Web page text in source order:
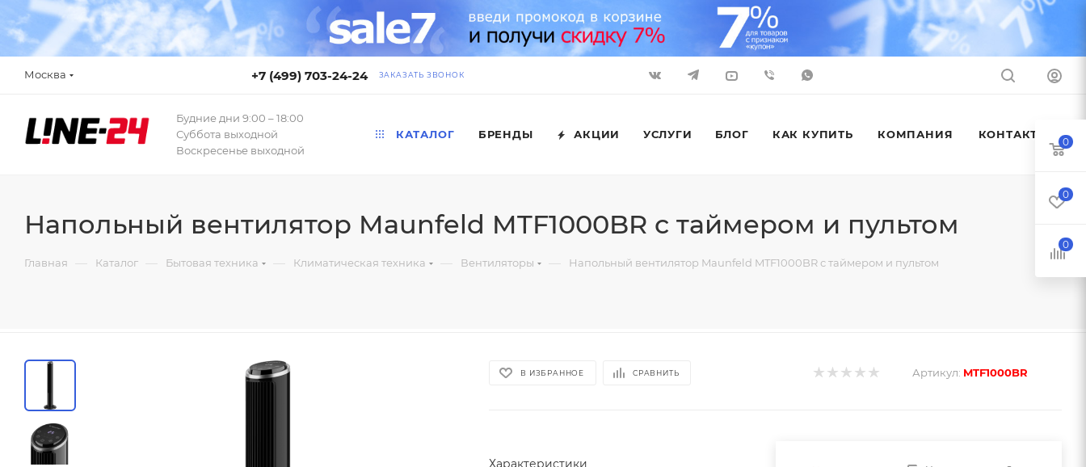
Москва +7 (499) 703-24-24 ЗАКАЗАТЬ ЗВОНОК
Будние дни 9:00 – 18:00
Суббота выходной
Воскресенье выходной
КАТАЛОГ БРЕНДЫ АКЦИИ УСЛУГИ БЛОГ КАК КУПИТЬ КОМПАНИЯ КОНТАКТЫ
Напольный вентилятор Maunfeld MTF1000BR с таймером и пультом
Главная — Каталог — Бытовая техника — Климатическая техника — Вентиляторы — Напольный вентилятор Maunfeld MTF1000BR с таймером и пультом
В ИЗБРАННОЕ СРАВНИТЬ Артикул: MTF1000BR
Характеристики
0
0
0